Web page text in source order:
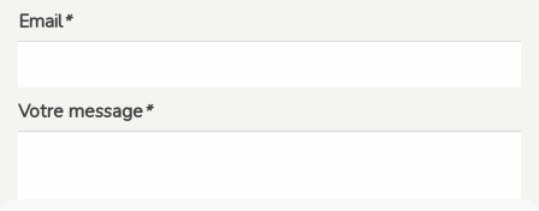
Email*
Votre message*